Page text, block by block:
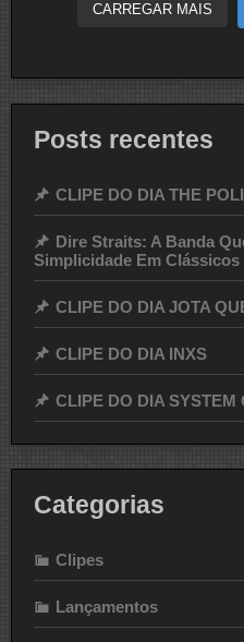
CARREGAR MAIS
Posts recentes
CLIPE DO DIA THE
Dire Straits: A Banda
Simplicidade Em Clássicos
CLIPE DO DIA JOTA
CLIPE DO DIA INXS
CLIPE DO DIA SYSTEM
Categorias
Clipes
Lançamentos